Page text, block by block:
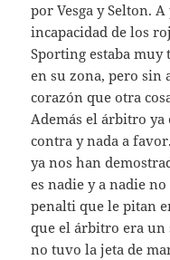
por Vesga y Selton.
incapacidad de los
Sporting estaba
en su zona, pero sin
corazón que otra
Además el árbitro ya
contra y nada a
ya nos han
es nadie y a nadie
penalti que le pitan
que el árbitro era un
no tuvo la jeta de